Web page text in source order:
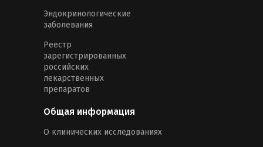
Эндокринологические
заболевания
Реестр
зарегистрированных
российских
лекарственных
препаратов
Общая информация
О клинических исследованиях